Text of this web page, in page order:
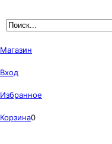
Магазин
Вход
Избранное
Корзина0